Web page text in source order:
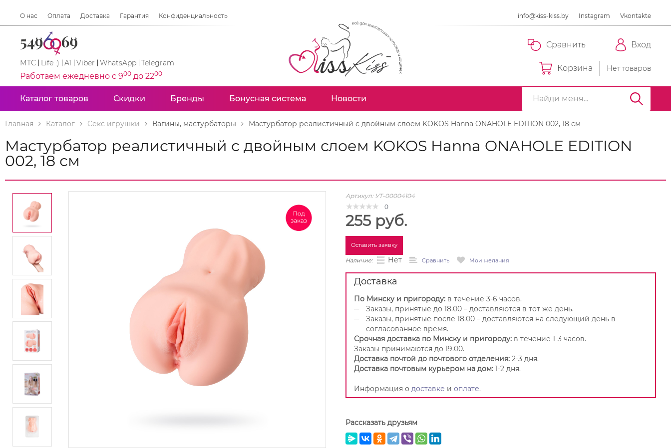
О нас Оплата Доставка Гарантия Конфиденциальность info@kiss-kiss.by Instagram Vkontakte
МТС Life :) A1 Viber WhatsApp Telegram
Работаем ежедневно с 900 до 2200
Сравнить Вход
Корзина Нет товаров
Каталог товаров Скидки Бренды Бонусная система Новости
Главная Каталог Секс игрушки Вагины, мастурбаторы Мастурбатор реалистичный с двойным слоем KOKOS Hanna ONAHOLE EDITION 002, 18 см
Мастурбатор реалистичный с двойным слоем KOKOS Hanna ONAHOLE EDITION
002, 18 см
Артикул: УТ-00004104
0
255 руб.
Оставить заявку
Наличие: Нет Сравнить Мои желания
Доставка
По Минску и пригороду: в течение 3-6 часов.
Заказы, принятые до 18.00 – доставляются в тот же день.
Заказы, принятые после 18.00 – доставляются на следующий день в
согласованное время.
Срочная доставка по Минску и пригороду: в течение 1-3 часов.
Заказы принимаются до 19.00.
Доставка почтой до почтового отделения: 2-3 дня.
Доставка почтовым курьером на дом: 1-2 дня.
Информация о доставке и оплате.
Рассказать друзьям